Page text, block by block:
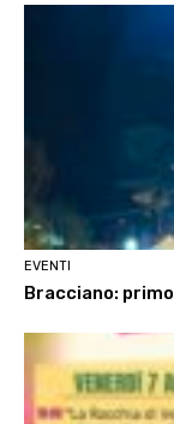
EVENTI
Bracciano: